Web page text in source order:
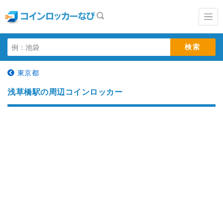
東京都
浅草橋駅の周辺コインロッカー